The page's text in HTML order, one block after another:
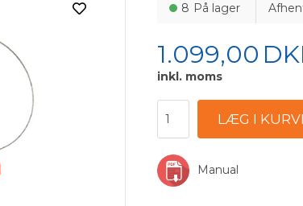
8 På lager
1.099,00
inkl. moms
Manual